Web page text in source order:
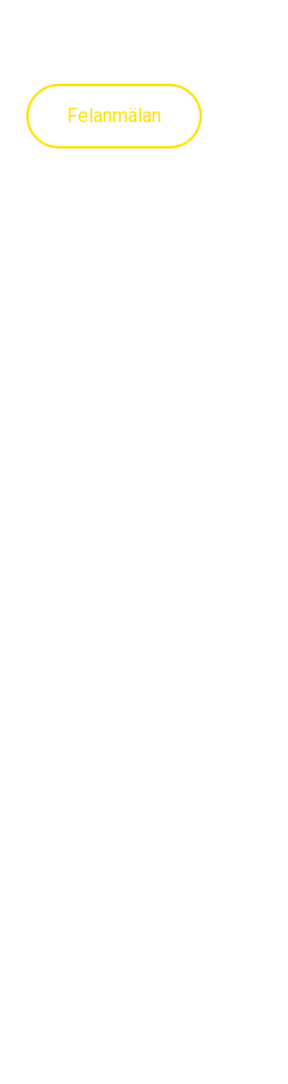
Felanmälan